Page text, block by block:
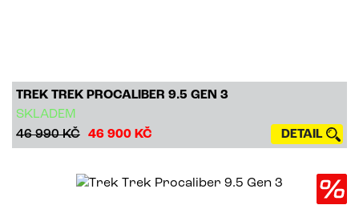
TREK TREK PROCALIBER 9.5 GEN 3
SKLADEM
46 990 KČ
46 900 KČ DETAIL